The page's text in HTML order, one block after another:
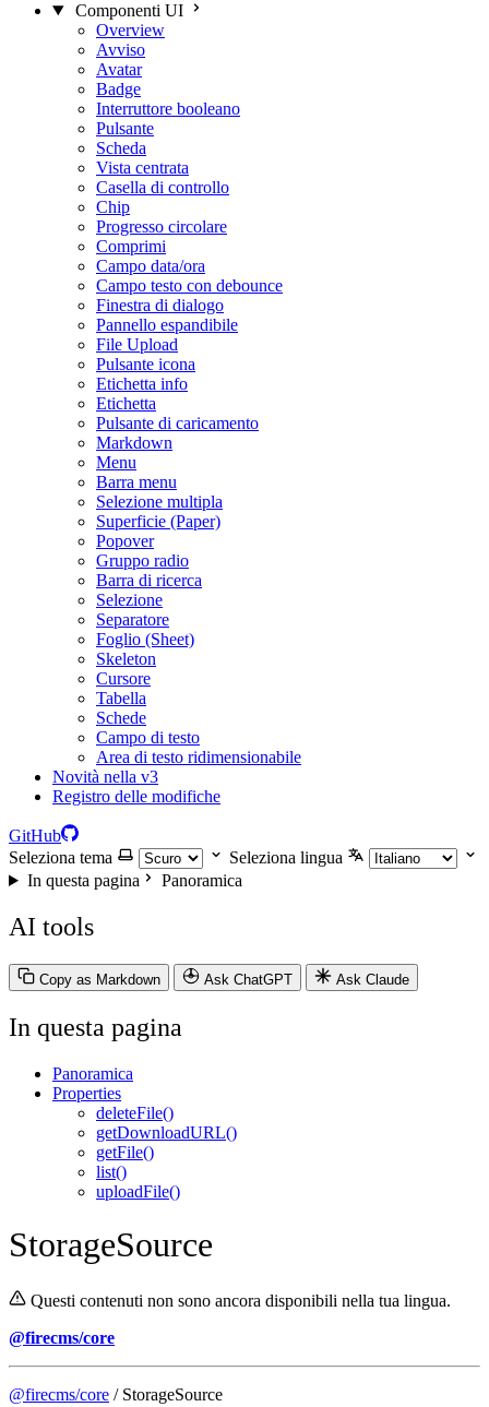
Componenti UI
Overview
Avviso
Avatar
Badge
Interruttore booleano
Pulsante
Scheda
Vista centrata
Casella di controllo
Chip
Progresso circolare
Comprimi
Campo data/ora
Campo testo con debounce
Finestra di dialogo
Pannello espandibile
File Upload
Pulsante icona
Etichetta info
Etichetta
Pulsante di caricamento
Markdown
Menu
Barra menu
Selezione multipla
Superficie (Paper)
Popover
Gruppo radio
Barra di ricerca
Selezione
Separatore
Foglio (Sheet)
Skeleton
Cursore
Tabella
Schede
Campo di testo
Area di testo ridimensionabile
Novità nella v3
Registro delle modifiche
GitHub
Seleziona tema
Seleziona lingua
In questa pagina
Panoramica
AI tools
Copy as Markdown Ask ChatGPT Ask Claude
In questa pagina
Panoramica
Properties
deleteFile()
getDownloadURL()
getFile()
list()
uploadFile()
StorageSource
Questi contenuti non sono ancora disponibili nella tua lingua.
@firecms/core
@firecms/core / StorageSource